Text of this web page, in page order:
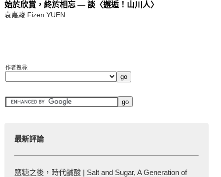
始於欣賞，終於相忘 — 談〈邂逅！山川人〉
袁嘉駿 Fizen YUEN
作者搜尋:
最新評論
鹽糖之後，時代鹹酸 | Salt and Sugar, A Generation of